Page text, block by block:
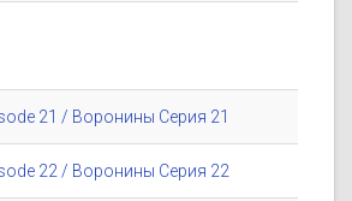
21 / Воронины Серия 21
22 / Воронины Серия 22